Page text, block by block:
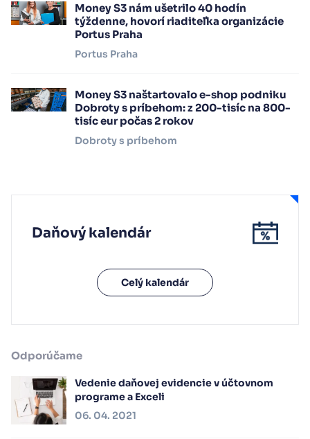
Money S3 nám ušetrilo 40 hodín
týždenne, hovorí riaditeľka organizácie
Portus Praha
Portus Praha
Money S3 naštartovalo e-shop podniku
Dobroty s príbehom: z 200-tisíc na 800-
tisíc eur počas 2 rokov
Dobroty s príbehom
Daňový kalendár
Celý kalendár
Odporúčame
Vedenie daňovej evidencie v účtovnom
programe a Exceli
06. 04. 2021